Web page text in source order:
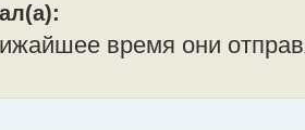
время они